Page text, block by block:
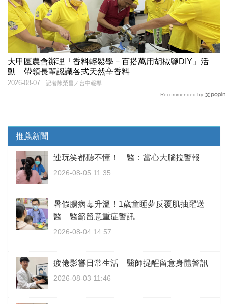
大甲區農會辦理「香料輕鬆學－百搭萬用胡椒鹽DIY」活
動 帶領長輩認識各式天然辛香料
記者陳榮昌／台中報導
2026-08-07
Recommended by
推薦新聞
連玩笑都聽不懂！ 醫：當心大腦拉警報
2026-08-05 11:35
暑假腸病毒升溫！1歲童睡夢反覆肌抽躍送
醫 醫籲留意重症警訊
2026-08-04 14:57
疲倦影響日常生活 醫師提醒留意身體警訊
2026-08-03 11:46